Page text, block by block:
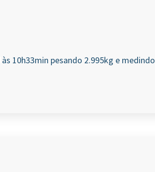
10h33min pesando 2.995kg e medindo